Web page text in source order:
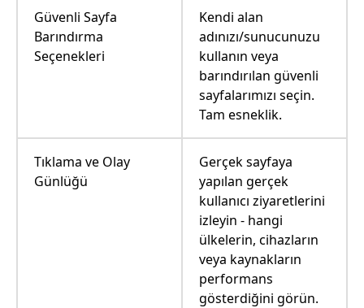
Güvenli Sayfa
Barındırma
Seçenekleri
Kendi alan
adınızı/sunucunuzu
kullanın veya
barındırılan güvenli
sayfalarımızı seçin.
Tam esneklik.
Tıklama ve Olay
Günlüğü
Gerçek sayfaya
yapılan gerçek
kullanıcı ziyaretlerini
izleyin - hangi
ülkelerin, cihazların
veya kaynakların
performans
gösterdiğini görün.